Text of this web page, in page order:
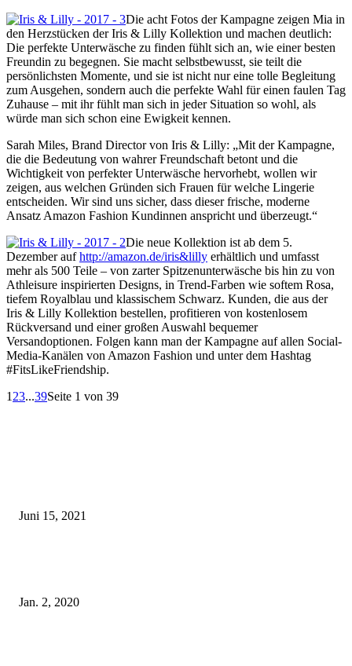
Die acht Fotos der Kampagne zeigen Mia in
den Herzstücken der Iris & Lilly Kollektion und machen deutlich:
Die perfekte Unterwäsche zu finden fühlt sich an, wie einer besten
Freundin zu begegnen. Sie macht selbstbewusst, sie teilt die
persönlichsten Momente, und sie ist nicht nur eine tolle Begleitung
zum Ausgehen, sondern auch die perfekte Wahl für einen faulen Tag
Zuhause – mit ihr fühlt man sich in jeder Situation so wohl, als
würde man sich schon eine Ewigkeit kennen.
Sarah Miles, Brand Director von Iris & Lilly: „Mit der Kampagne,
die die Bedeutung von wahrer Freundschaft betont und die
Wichtigkeit von perfekter Unterwäsche hervorhebt, wollen wir
zeigen, aus welchen Gründen sich Frauen für welche Lingerie
entscheiden. Wir sind uns sicher, dass dieser frische, moderne
Ansatz Amazon Fashion Kundinnen anspricht und überzeugt.“
Die neue Kollektion ist ab dem 5.
Dezember aufhttp://amazon.de/iris&lilly erhältlich und umfasst
mehr als 500 Teile – von zarter Spitzenunterwäsche bis hin zu von
Athleisure inspirierten Designs, in Trend-Farben wie softem Rosa,
tiefem Royalblau und klassischem Schwarz. Kunden, die aus der
Iris & Lilly Kollektion bestellen, profitieren von kostenlosem
Rückversand und einer großen Auswahl bequemer
Versandoptionen. Folgen kann man der Kampagne auf allen Social-
Media-Kanälen von Amazon Fashion und unter dem Hashtag
#FitsLikeFriendship.
1 23...39Seite 1 von 39
Juni 15, 2021
Jan. 2, 2020